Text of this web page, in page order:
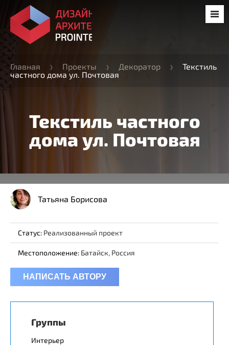
Главная Проекты Декоратор
Текстиль
частного дома ул. Почтовая
Текстиль частного
дома ул. Почтовая
Татьяна Борисова
Статус: Реализованный проект
Местоположение: Батайск, Россия
НАПИСАТЬ АВТОРУ
Группы
Интерьер